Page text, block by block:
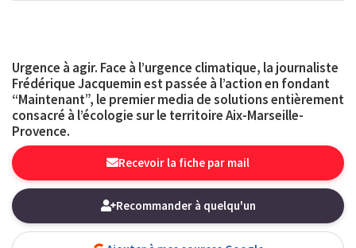
Urgence à agir. Face à l’urgence climatique, la journaliste
Frédérique Jacquemin est passée à l’action en fondant
“Maintenant”, le premier media de solutions entièrement
consacré à l’écologie sur le territoire Aix-Marseille-
Provence.
Recevoir la fiche par mail
Recommander à quelqu'un